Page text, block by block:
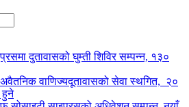
दुतावासको घुम्ती शिविर सम्पन्न, १३०
वाणिज्यदूतावासको सेवा स्थगित, २०
हुने